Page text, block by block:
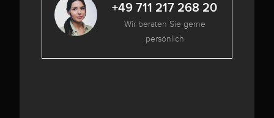
+49 711 217 268 20
Wir beraten Sie gerne
persönlich